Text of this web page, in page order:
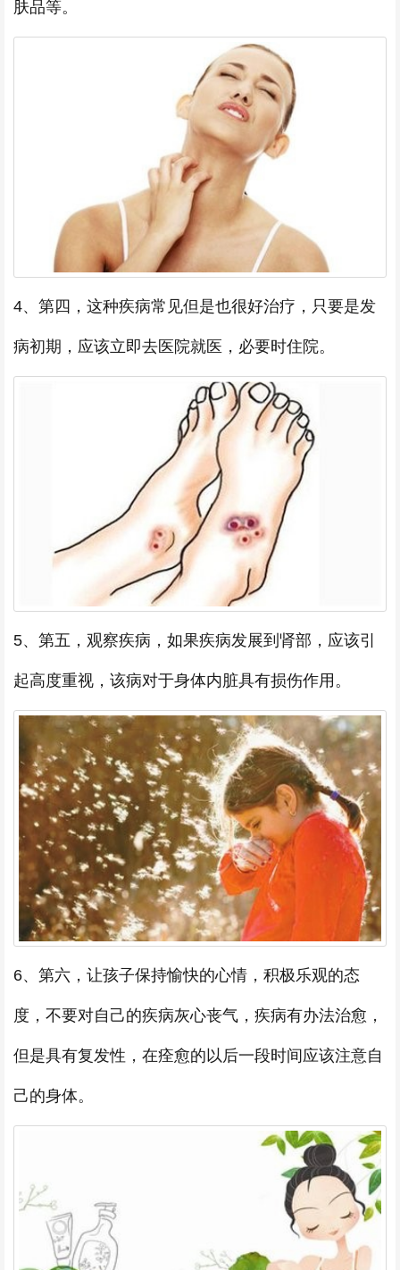
肤品等。
4、第四，这种疾病常见但是也很好治疗，只要是发
病初期，应该立即去医院就医，必要时住院。
5、第五，观察疾病，如果疾病发展到肾部，应该引
起高度重视，该病对于身体内脏具有损伤作用。
6、第六，让孩子保持愉快的心情，积极乐观的态
度，不要对自己的疾病灰心丧气，疾病有办法治愈，
但是具有复发性，在痊愈的以后一段时间应该注意自
己的身体。